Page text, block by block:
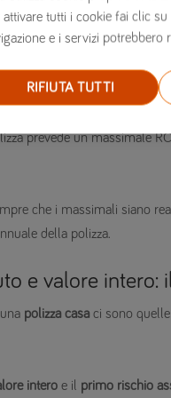
.
il valore complessivo
danni causati agli altri
prevede un massimale
che i massimali siano
della polizza.
e valore
polizza casaci sono quelle
interoe il primo rischio
attivare tutti i cookie fai clic
e i servizi
RIFIUTA TUTTI